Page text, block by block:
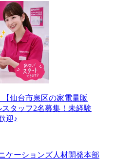
仙台市泉区の家電量販
タッフ2名募集！未経験
迎♪
ケーションズ人材開発本部